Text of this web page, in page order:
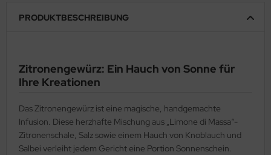
PRODUKTBESCHREIBUNG
Zitronengewürz: Ein Hauch von Sonne für
Ihre Kreationen
Das Zitronengewürz ist eine magische, handgemachte
Infusion. Diese herzhafte Mischung aus „Limone di Massa“-
Zitronenschale, Salz sowie einem Hauch von Knoblauch und
Salbei verleiht jedem Gericht eine Portion Sonnenschein.